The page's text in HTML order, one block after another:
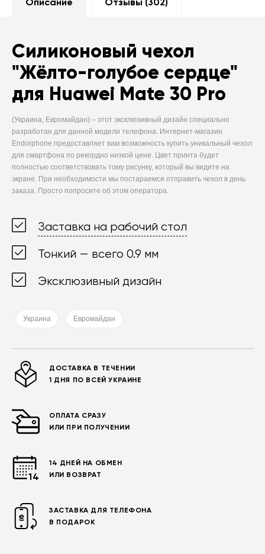
Силиконовый чехол
"Жёлто-голубое сердце"
для Huawei Mate 30 Pro
(Украина, Евромайдан) – этот эксклюзивный дизайн специально
разработан для данной модели телефона. Интернет-магазин
Endorphone предоставляет вам возможность купить уникальный чехол
для смартфона по рекордно низкой цене. Цвет принта будет
полностью соответствовать тому рисунку, который вы видите на
экране. При необходимости мы постараемся отправить чехол в день
заказа. Просто попросите об этом оператора.
Заставка на рабочий стол
Тонкий — всего 0.9 мм
Эксклюзивный дизайн
Украина Евромайдан
ДОСТАВКА В ТЕЧЕНИИ
1 ДНЯ ПО ВСЕЙ УКРАИНЕ
ОПЛАТА СРАЗУ
ИЛИ ПРИ ПОЛУЧЕНИИ
14 ДНЕЙ НА ОБМЕН
ИЛИ ВОЗВРАТ
ЗАСТАВКА ДЛЯ ТЕЛЕФОНА
В ПОДАРОК